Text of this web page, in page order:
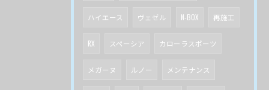
ハイエース ヴェゼル N-BOX 再施工
RX スペーシア カローラスポーツ
メガーヌ ルノー メンテナンス